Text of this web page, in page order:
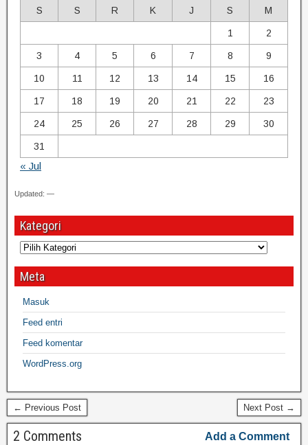
S S R K J S M
1 2
3 4 5 6 7 8 9
10 11 12 13 14 15 16
17 18 19 20 21 22 23
24 25 26 27 28 29 30
31
« Jul
Updated: —
Kategori
Meta
Masuk
Feed entri
Feed komentar
WordPress.org
← Previous Post Next Post →
2 Comments Add a Comment